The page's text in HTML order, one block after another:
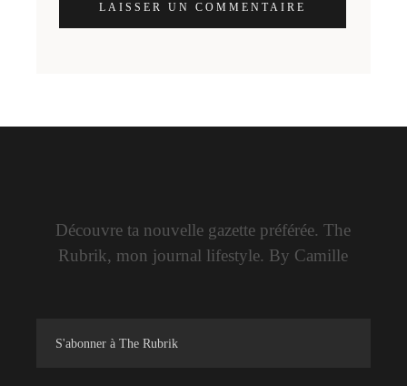
LAISSER UN COMMENTAIRE
Découvre ta nouvelle gazette préférée. The
Rubrik, mon journal lifestyle. By Camille